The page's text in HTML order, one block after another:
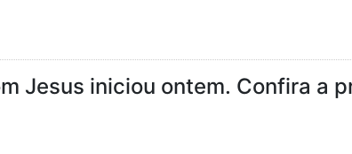
Jesus iniciou ontem. Confira a